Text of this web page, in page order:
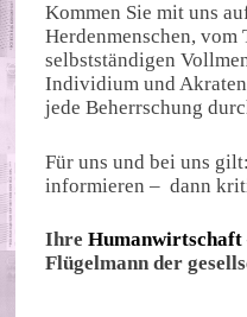
Kommen Sie mit uns
Herdenmenschen, vom
selbstständigen
Individium und
jede Beherrschung
Für uns und bei uns
informieren – dann
IhreHumanwirtschaft
Flügelmann der